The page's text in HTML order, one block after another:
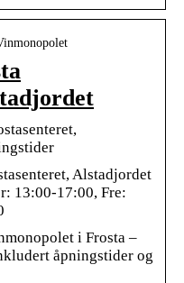
Alstadjordet
13:00-17:00, Fre:
i Frosta –
åpningstider og